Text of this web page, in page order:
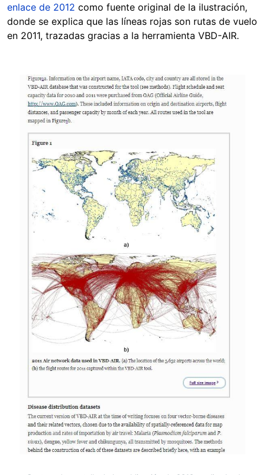
enlace de 2012 como fuente original de la ilustración,
donde se explica que las líneas rojas son rutas de vuelo
en 2011, trazadas gracias a la herramienta VBD-AIR.
Image